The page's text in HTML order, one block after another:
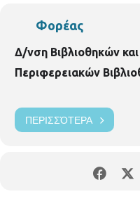
Φορέας
Δ/νση Βιβλιοθηκών
Περιφερειακών
ΠΕΡΙΣΣΌΤΕΡΑ